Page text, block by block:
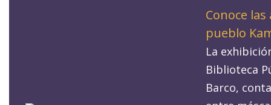
Conoce
pueblo
La
Biblioteca
Barco,